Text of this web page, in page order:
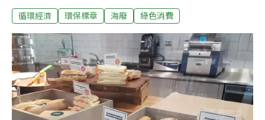
品標章」授予宏恩塑膠、寶綠特、耐斯企業及台捷精密四
過，海廢回收過程困難、數量不穩，業者建議政府，應從
源頭端建立資源庫，提供即時的海廢資訊，而應用端也能
協助盤點各項產品製程，可為國內帶來多少海廢去化量。
環署海廢標章正式上路 產品最少需含20%海廢原料2020
年，環保署與七個離島及臨海縣市環保局及民間紡織業者
合作，推出原料含96%海廢寶特瓶的「潯寶衣」，為台灣
循環經濟 環保標章 海廢 綠色消費